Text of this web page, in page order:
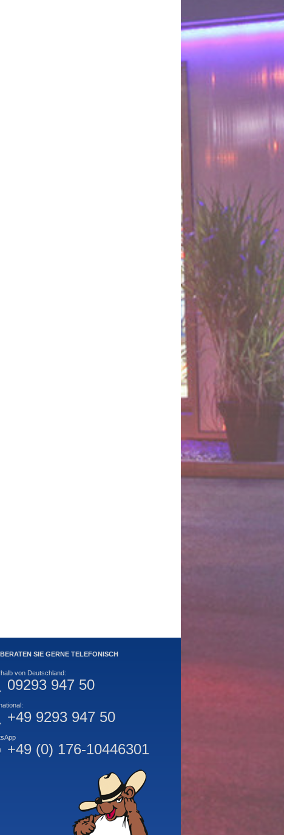
SIE GERNE TELEFONISCH
von Deutschland:
09293 947 50
+49 9293 947 50
+49 (0) 176-10446301